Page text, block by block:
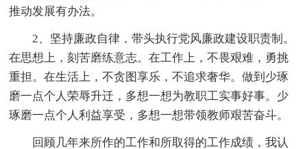
推动发展有办法。
2、坚持廉政自律，带头执行党风廉政建设职责制。
在思想上，刻苦磨练意志。在工作上，不畏艰难，勇挑
重担。在生活上，不贪图享乐，不追求奢华。做到少琢
磨一点个人荣辱升迁，多想一想为教职工实事好事。少
琢磨一点个人利益享受，多想一想带领教师艰苦奋斗。
回顾几年来所作的工作和所取得的工作成绩，我认